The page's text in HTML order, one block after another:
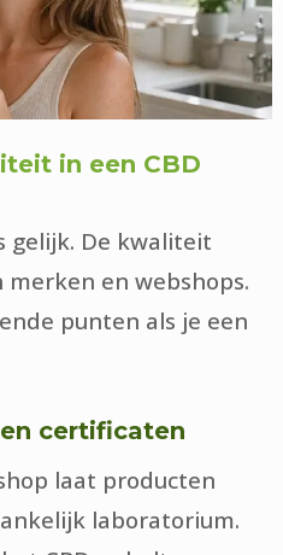
in een CBD
gelijk. De kwaliteit
en webshops.
punten als je een
certificaten
laat producten
laboratorium.